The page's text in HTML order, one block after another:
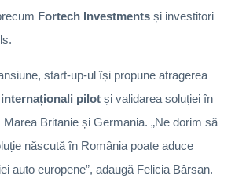
Fortech Investments și investitori
start-up-ul își propune atragerea
pilot și validarea soluției în
Britanie și Germania. „Ne dorim să
născută în România poate aduce
auto europene”, adaugă Felicia Bârsan.